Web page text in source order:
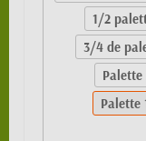
1/2
3/4 de
Palette